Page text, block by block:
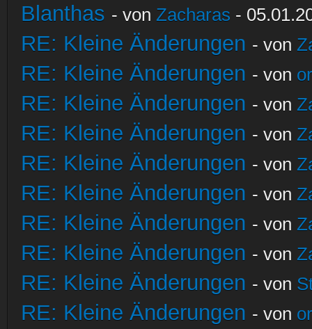
Blanthas - von Zacharas -
RE: Kleine Änderungen - von
RE: Kleine Änderungen - von
RE: Kleine Änderungen - von
RE: Kleine Änderungen - von
RE: Kleine Änderungen - von
RE: Kleine Änderungen - von
RE: Kleine Änderungen - von
RE: Kleine Änderungen - von
RE: Kleine Änderungen - von
RE: Kleine Änderungen - von